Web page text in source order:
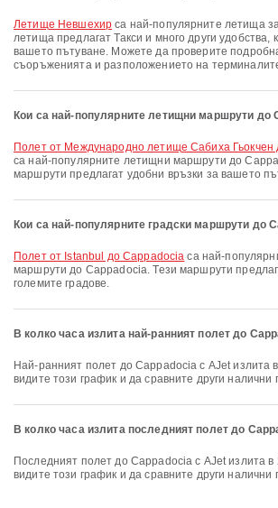
Летище Невшехир са най-популярните летища
летища предлагат Такси и много други удобства,
вашето пътуване. Можете да проверите
съоръженията и разположението на
Кои са най-популярните летищни маршрути до
полет от Международно летище Сабиха
са най-популярните летищни маршрути до
маршрути предлагат удобни връзки за вашето
Кои са най-популярните градски маршрути до
полет от Istanbul до Cappadocia са най-
маршрути до Cappadocia. Тези маршрути
големите градове.
В колко часа излита най-ранният полет до
Най-ранният полет до Cappadocia с AJet излита в 07:45. Можете да
видите този график и да сравните други налични
В колко часа излита последният полет до
Последният полет до Cappadocia с AJet излита в 22:15. Можете да
видите този график и да сравните други налични